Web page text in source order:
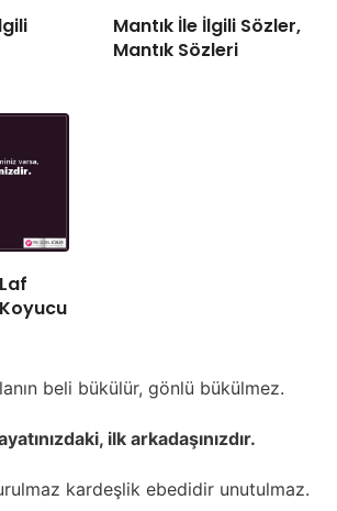
Mantık İle İlgili Sözler,
Mantık Sözleri
beli bükülür, gönlü bükülmez.
ilk arkadaşınızdır.
kardeşlik ebedidir unutulmaz.